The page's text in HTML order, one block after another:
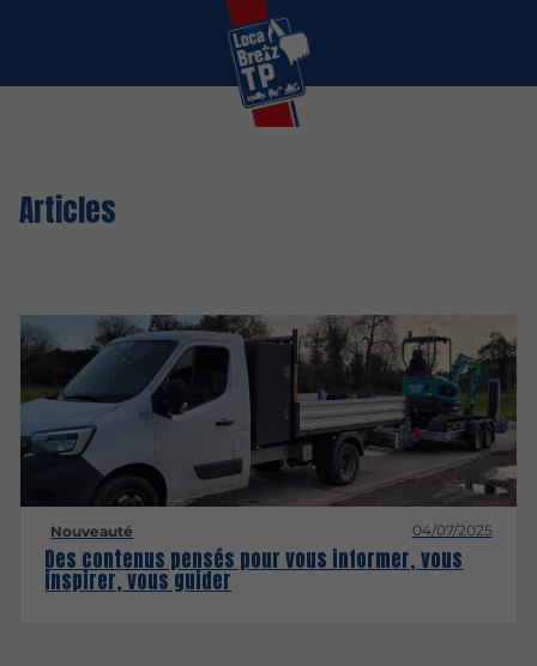
Articles
Nouveauté 04/07/2025
Des contenus pensés pour vous informer, vous
inspirer, vous guider